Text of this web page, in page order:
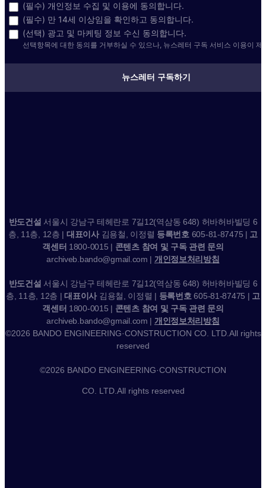
(필수) 개인정보 수집 및 이용에 동의합니다.
(필수) 만 14세 이상임을 확인하고 동의합니다.
(선택) 광고 및 마케팅 정보 수신 동의합니다.
선택항목에 대한 동의를 거부하실 수 있으나, 뉴스레터 구독 서비스 이용이 제
뉴스레터 구독하기
반도건설 서울시 강남구 테헤란로 7길12(역삼동 648) 허바허바빌딩 6
층, 11층, 12층 | 대표이사김용철, 이정렬 등록번호 605-81-87475 | 고
객센터 1800-0015 | 콘텐츠 참여 및 구독 관련 문의
archiveb.bando@gmail.com | 개인정보처리방침
반도건설 서울시 강남구 테헤란로 7길12(역삼동 648) 허바허바빌딩 6
층, 11층, 12층 |대표이사 김용철, 이정렬 | 등록번호 605-81-87475 | 고
객센터 1800-0015 | 콘텐츠 참여 및 구독 관련 문의
archiveb.bando@gmail.com | 개인정보처리방침
©2026 BANDO ENGINEERING·CONSTRUCTION CO. LTD.All rights
reserved
©2026 BANDO ENGINEERING·CONSTRUCTION
CO. LTD.All rights reserved